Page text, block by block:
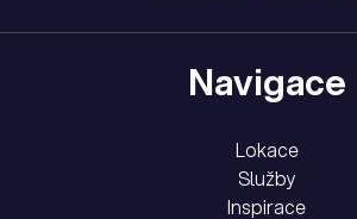
Navigace
Lokace
Služby
Inspirace